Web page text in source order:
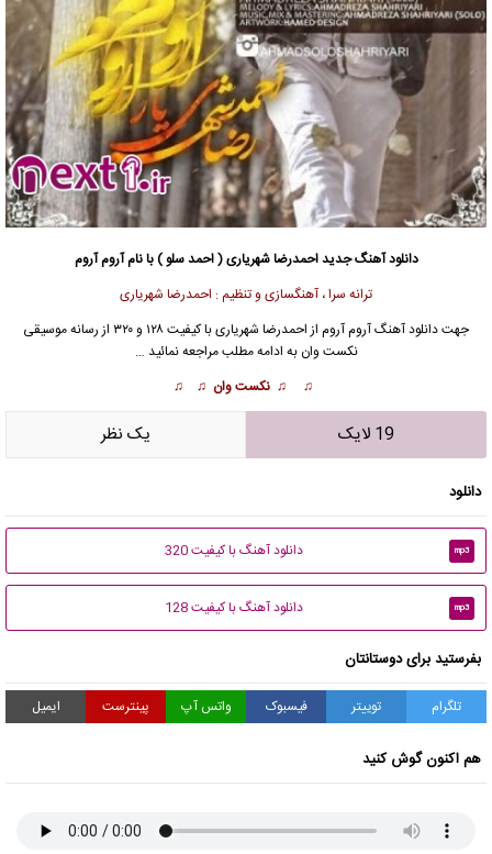
دانلود آهنگ جدیداحمدرضا شهریاری ( احمد سلو ) با نام آروم آروم
ترانه سرا ، آهنگسازی و تنظیم : احمدرضا شهریاری
جهت دانلود آهنگ آروم آروم از احمدرضا شهریاری با کیفیت ۱۲۸ و ۳۲۰ از رسانه موسیقی
نکست وان به ادامه مطلب مراجعه نمائید …
♫ ♫ نکست وان ♫ ♫
19 لایک يک نظر
دانلود
mp3 دانلود آهنگ با کیفیت 320
mp3 دانلود آهنگ با کیفیت 128
بفرستید برای دوستانتان
تلگرام توییتر فیسبوک واتس آپ پینترست ایمیل
هم اکنون گوش کنید